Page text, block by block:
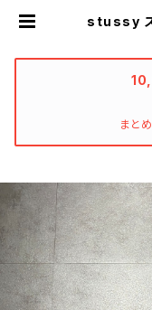
stussy
まと